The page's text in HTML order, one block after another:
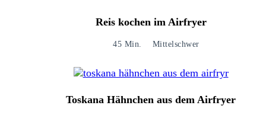
Reis kochen im Airfryer
45 Min. Mittelschwer
Toskana Hähnchen aus dem Airfryer